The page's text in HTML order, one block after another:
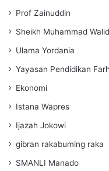
Prof Zainuddin
Sheikh Muhammad Walid
Ulama Yordania
Yayasan Pendidikan
Ekonomi
Istana Wapres
Ijazah Jokowi
gibran rakabuming raka
SMANLI Manado